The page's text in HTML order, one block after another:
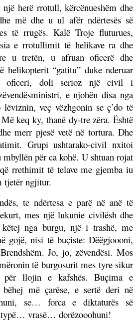
herë rrotull, kërcënueshëm dhe
më dhe u ul afër ndërtesës së
të rrugës. Kalë Troje fluturues,
e rrotullimit të helikave ra dhe
u tretën, u afruan oficerë dhe
helikopterit “gatitu” duke nderuar
oficeri, doli serioz një civil i
e njohën disa nga
lëviznin, veç vëzhgonin se ç’do të
keq ky, thanë dy-tre zëra. Është
merr pjesë vetë në tortura. Dhe
Grupi ushtarako-civil nxitoi
për ca kohë. U shtuan rojat
rrethimit të telave me gjemba iu
tjetër ngjitur.
te ndërtesa e parë në anë të
mes një lukunie civilësh dhe
këtej nga burgu, një i trashë, me
gojë, nisi të buçiste: Dëëgjoooni,
Jo, jo, zëvendësi. Mos
të burgosurit mes tyre sikur
për llojin e kafshës. Buçima e
më çarëse, e sertë deri në
se… forca e diktaturës së
vrasë… dorëzooohuni!